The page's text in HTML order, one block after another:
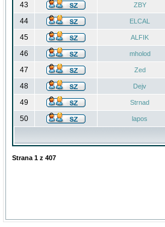
43 ZBY
44 ELCAL
45 ALFIK
46 mholod
47 Zed
48 Dejv
49 Strnad
50 lapos
Strana 1 z 407